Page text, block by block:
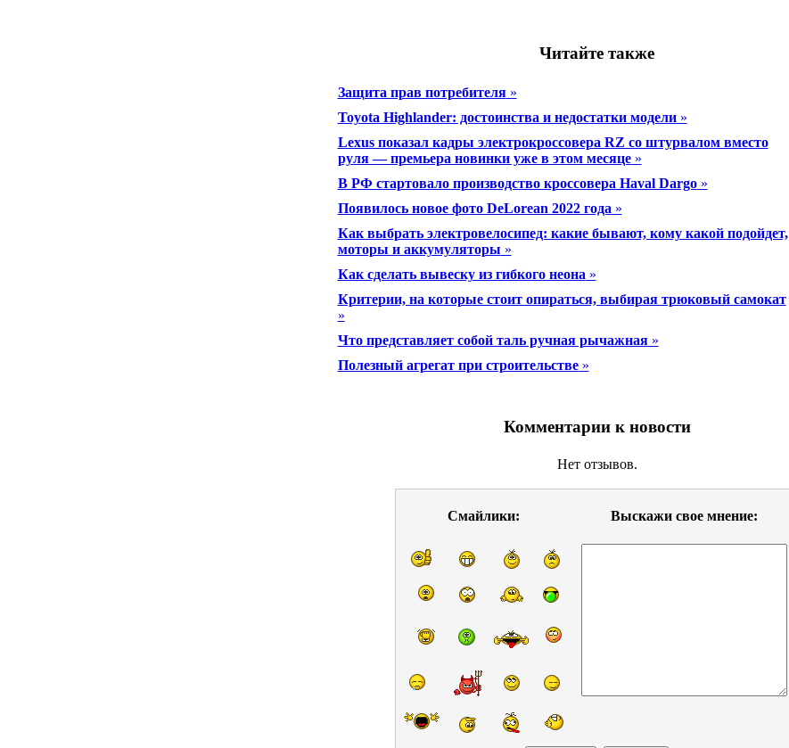
Читайте также
Защита прав потребителя»
Toyota Highlander: достоинства и недостатки модели»
Lexus показал кадры электрокроссовера RZ со штурвалом вместо
руля — премьера новинки уже в этом месяце»
В РФ стартовало производство кроссовера Haval Dargo»
Появилось новое фото DeLorean 2022 года »
Как выбрать электровелосипед: какие бывают, кому какой подойдет,
моторы и аккумуляторы »
Как сделать вывеску из гибкого неона »
Критерии, на которые стоит опираться, выбирая трюковый самокат
»
Что представляет собой таль ручная рычажная»
Полезный агрегат при строительстве»
Комментарии к новости
Нет отзывов.
Смайлики: Выскажи свое мнение: